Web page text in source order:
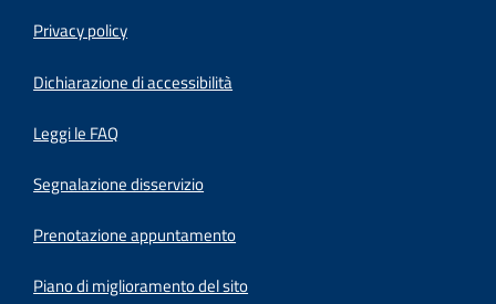
Privacy policy
Dichiarazione di accessibilità
Leggi le FAQ
Segnalazione disservizio
Prenotazione appuntamento
Piano di miglioramento del sito